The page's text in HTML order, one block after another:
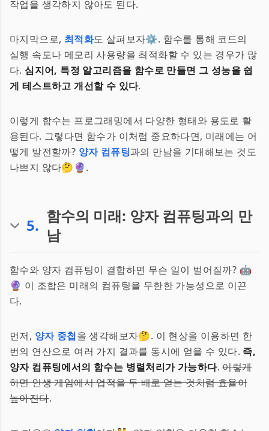
작업을 생각하지 않아도 된다.
마지막으로, 최적화도 살펴보자⚙️. 함수를 통해 코드의
실행 속도나 메모리 사용량을 최적화할 수 있는 경우가 많
다. 심지어, 특정 알고리즘을 함수로 만들면 그 성능을 쉽
게 테스트하고 개선할 수 있다.
이렇게 함수는 프로그래밍에서 다양한 형태와 용도로 활
용된다. 그렇다면 함수가 이처럼 중요하다면, 미래에는 어
떻게 발전할까? 양자 컴퓨팅과의 만남을 기대해보는 것도
나쁘지 않다🤔🔮.
5. 함수의 미래: 양자 컴퓨팅과의 만
남
함수와 양자 컴퓨팅이 결합하면 무슨 일이 벌어질까? 🤖
🔮 이 조합은 미래의 컴퓨팅을 무한한 가능성으로 이끈
다.
먼저, 양자 중첩을 생각해보자🤔. 이 현상을 이용하면 한
번의 연산으로 여러 가지 결과를 동시에 얻을 수 있다. 즉,
양자 컴퓨팅에서의 함수는 병렬처리가 가능하다.이렇게
하면 인생 게임에서 업적을 두 배로 얻는 것처럼 효율이
높아진다.